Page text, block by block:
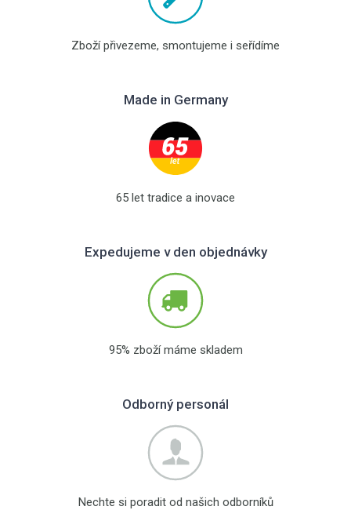
Zboží přivezeme, smontujeme i seřídíme
Made in Germany
65 let tradice a inovace
Expedujeme v den objednávky
95% zboží máme skladem
Odborný personál
Nechte si poradit od našich odborníků